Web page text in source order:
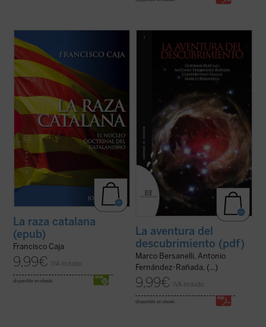
Frente a la visión habitual que atribuye al
nacionalismo catalán una fundamentación
meramente cultural o lingüística, Francisco
Caja muestra, apoyándose en los propios
textos fundacionales de los referentes e
ideólogos del catalanismo, en el ...(ver
ficha)
La raza catalana
(epub)
Francisco Caja
9,99€ IVA incluido
disponible en ebook:
A lo largo de estas páginas el lector, de la
mano de tres nuevos grandes maestros y
amigos ---C. Tsallis, Antonio F. Rañada y
establecido para "aventurarse" en la
realidad. Participará así junto con nosotros
La aventura del
descubrimiento (pdf)
Marco Bersanelli, Antonio
Fernández-Rañada, (...)
9,99€ IVA incluido
disponible en ebook: